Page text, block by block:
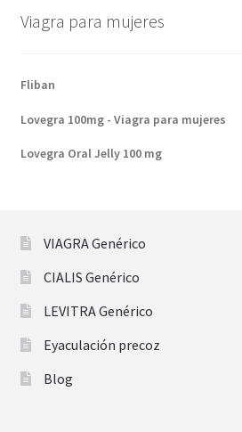
Viagra para mujeres
Fliban
Lovegra 100mg - Viagra para mujeres
Lovegra Oral Jelly 100 mg
VIAGRA Genérico
CIALIS Genérico
LEVITRA Genérico
Eyaculación precoz
Blog